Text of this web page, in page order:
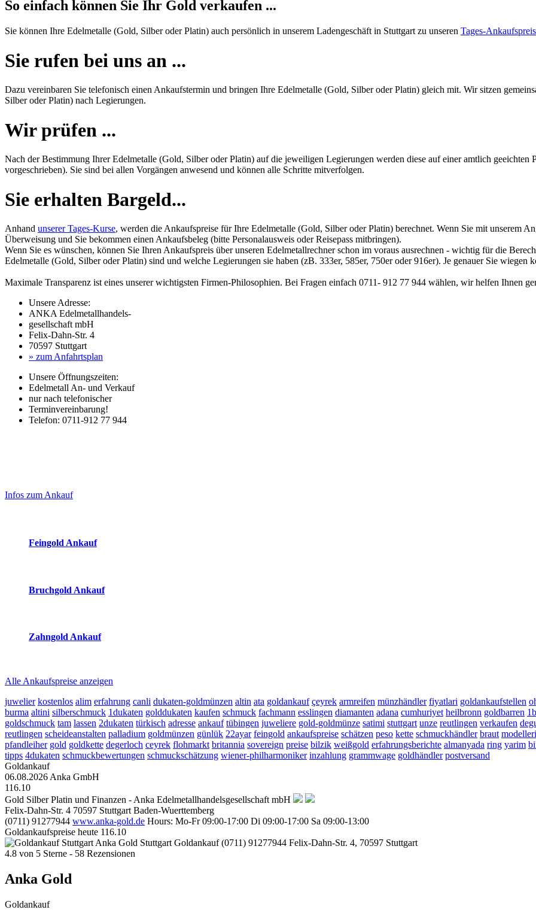
So einfach können Sie Ihr Gold verkaufen ...
Sie können Ihre Edelmetalle (Gold, Silber oder Platin) auch persönlich in unserem Ladengeschäft in Stuttgart zu unseren Tages-
Sie rufen bei uns an ...
Dazu vereinbaren Sie telefonisch einen Ankaufstermin und bringen Ihre Edelmetalle (Gold, Silber oder Platin) gleich mit. Wir sitzen
Silber oder Platin) nach Legierungen.
Wir prüfen ...
Nach der Bestimmung Ihrer Edelmetalle (Gold, Silber oder Platin) auf die jeweiligen Legierungen werden diese auf einer amtlich geeichten
vorgeschrieben). Sie sind bei allen Vorgängen anwesend und können alle Schritte mitverfolgen.
Sie erhalten Bargeld...
Anhand unserer Tages-Kurse, werden die Ankaufspreise für Ihre Edelmetalle (Gold, Silber oder Platin) berechnet. Wenn Sie mit unserem
Überweisung und Sie bekommen einen Ankaufsbeleg (bitte Personalausweis oder Reisepass mitbringen).
Wenn Sie es wünschen, können Sie Ihren Ankaufspreis über unseren Edelmetallrechnerschon im voraus ausrechnen - wichtig für die
Edelmetalle (Gold, Silber oder Platin) sind und welche Legierungen sie haben (zB. 333er, 585er, 750er oder 916er). Je genauer Sie wiegen
Maximale Transparenz ist eines unserer wichtigsten Firmen-Philosophien. Bei Fragen einfach 0711- 912 77 944 wählen, wir helfen Ihnen
Unsere Adresse:
ANKA Edelmetallhandels-
gesellschaft mbH
Felix-Dahn-Str. 4
70597 Stuttgart
» zum Anfahrtsplan
Unsere Öffnungszeiten:
Edelmetall An- und Verkauf
nur nach telefonischer
Terminvereinbarung!
Telefon: 0711-912 77 944
Sidebar
Infos zum Ankauf
Feingold Ankauf
Bruchgold Ankauf
Zahngold Ankauf
Alle Ankaufspreise anzeigen
juwelier kostenlos alim erfahrung canli dukaten-goldmünzen altin ata goldankauf çeyrek armreifen münzhändler fiyatlari goldankaufstellen
burma altini silberschmuck 1dukaten golddukaten kaufen schmuck fachmann esslingen diamanten adana cumhuriyet heilbronn goldbarren
goldschmuck tam lassen 2dukaten türkisch adresse ankauf tübingen juweliere gold-goldmünze satimi stuttgart unze reutlingen verkaufen
reutlingen scheideanstalten palladium goldmünzen günlük 22ayar feingold ankaufspreise schätzen peso kette schmuckhändler braut modelleri
pfandleiher gold goldkette degerloch ceyrek flohmarkt britannia sovereign preise bilzik weißgold erfahrungsberichte almanyada ring yarim
tipps 4dukaten schmuckbewertungen schmuckschätzung wiener-philharmoniker inzahlung grammwage goldhändler postversand
Goldankauf
06.08.2026 Anka GmbH
116.10
Gold Silber Platin und Finanzen - Anka Edelmetallhandelsgesellschaft mbH
Felix-Dahn-Str. 4 70597 Stuttgart Baden-Wuerttemberg
(0711) 91277944 www.anka-gold.de Hours: Mo-Fr 09:00-17:00 Di 09:00-17:00 Sa 09:00-13:00
Goldankaufspreise heute 116.10
Anka Gold Stuttgart Goldankauf (0711) 91277944 Felix-Dahn-Str. 4, 70597 Stuttgart
4.8 von 5 Sterne - 58 Rezensionen
Anka Gold
Goldankauf